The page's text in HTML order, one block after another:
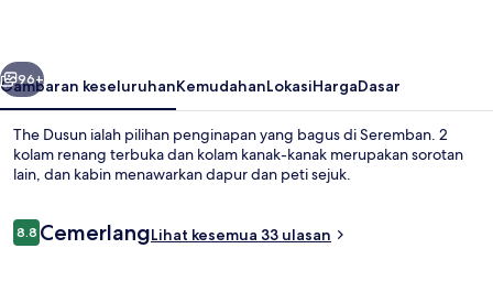
Seterusnya
96+
Gambaran keseluruhanKemudahanLokasiHargaDasar
The Dusun ialah pilihan penginapan yang bagus di Seremban. 2
kolam renang terbuka dan kolam kanak-kanak merupakan sorotan
lain, dan kabin menawarkan dapur dan peti sejuk.
Ulasan
8.88.8 daripada 10
CemerlangLihat kesemua 33 ulasan